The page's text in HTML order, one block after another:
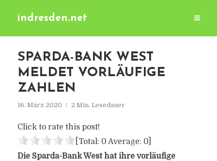
indresden.net
SPARDA-BANK WEST
MELDET VORLÄUFIGE
ZAHLEN
16. März 2020 2 Min. Lesedauer
Click to rate this post!
[Total: 0 Average: 0]
Die Sparda-Bank West hat ihre vorläufige